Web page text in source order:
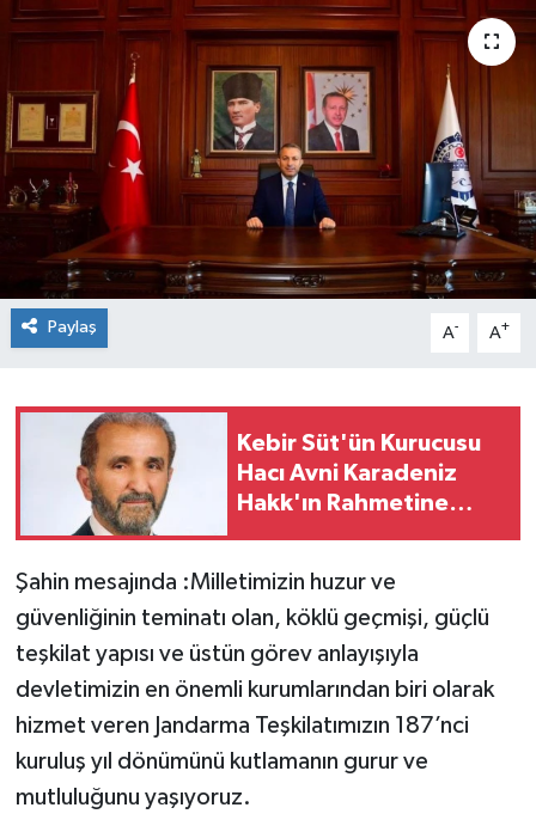
Paylaş A- A+
Kebir Süt'ün Kurucusu
Hacı Avni Karadeniz
Hakk'ın Rahmetine
Şahin mesajında :Milletimizin huzur ve
güvenliğinin teminatı olan, köklü geçmişi, güçlü
teşkilat yapısı ve üstün görev anlayışıyla
devletimizin en önemli kurumlarından biri olarak
hizmet veren Jandarma Teşkilatımızın 187’nci
kuruluş yıl dönümünü kutlamanın gurur ve
mutluluğunu yaşıyoruz.